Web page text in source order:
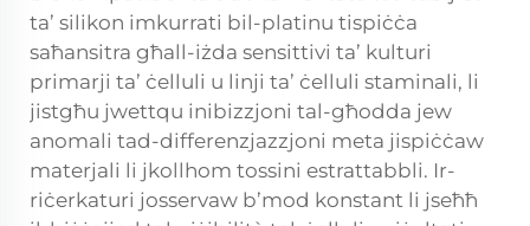
ta’ silikon imkurrati bil-platinu tispiċċa
saħansitra għall-iżda sensittivi ta’ kulturi
primarji ta’ ċelluli u linji ta’ ċelluli staminali, li
jistgħu jwettqu inibizzjoni tal-għodda jew
anomali tad-differenzjazzjoni meta jispiċċaw
materjali li jkollhom tossini estrattabbli. Ir-
riċerkaturi josservaw b’mod konstant li jseħħ